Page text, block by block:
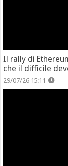
Il rally di
che il difficile
29/07/26 15:11